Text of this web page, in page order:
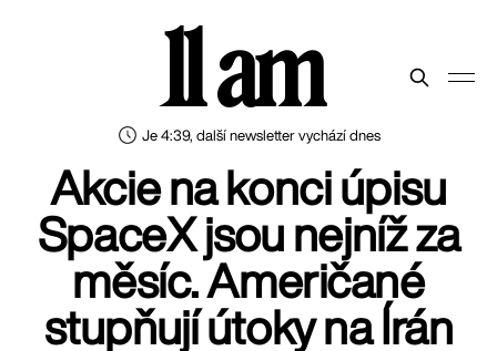
Je 4:39, další newsletter vychází dnes
11 am
Akcie na konci úpisu
SpaceX jsou nejníž za
měsíc. Američané
stupňují útoky na Írán